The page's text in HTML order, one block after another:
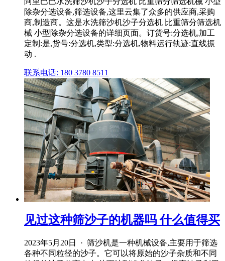
除杂分选设备,筛选设备,这里云集了众多的供应商,采购
商,制造商。这是水洗筛沙机沙子分选机 比重筛分筛选机
械 小型除杂分选设备的详细页面。订货号:分选机,加工
定制:是,货号:分选机,类型:分选机,物料运行轨迹:直线振
动 .
联系电话: 180 3780 8511
见过这种筛沙子的机器吗 什么值得买
2023年5月20日 · 筛沙机是一种机械设备,主要用于筛选
各种不同粒径的沙子。它可以将原始的沙子杂质和不同